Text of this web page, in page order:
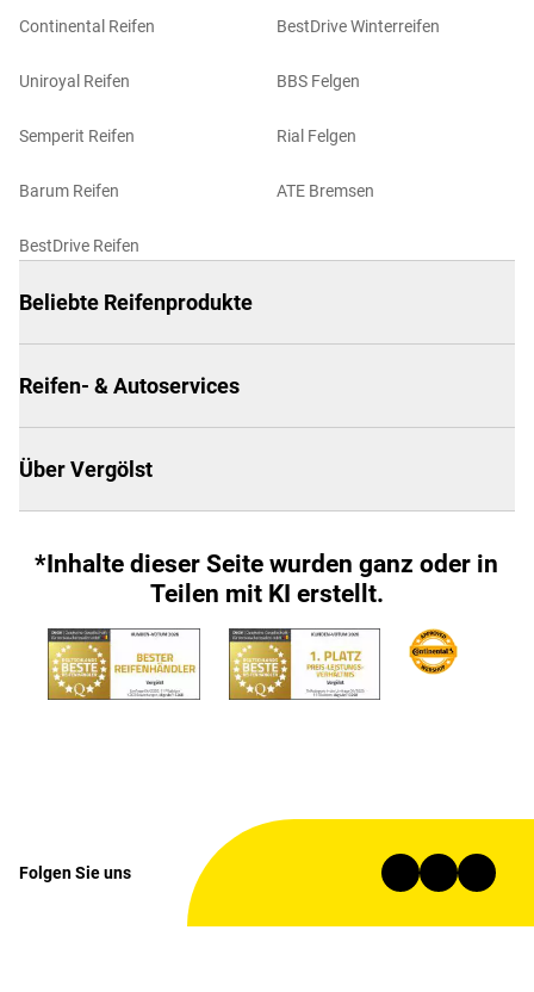
Continental Reifen
Uniroyal Reifen
Semperit Reifen
Barum Reifen
BestDrive Reifen
BestDrive Winterreifen
BBS Felgen
Rial Felgen
ATE Bremsen
Beliebte Reifenprodukte
Reifen- & Autoservices
Über Vergölst
*Inhalte dieser Seite wurden ganz oder in
Teilen mit KI erstellt.
Folgen Sie uns